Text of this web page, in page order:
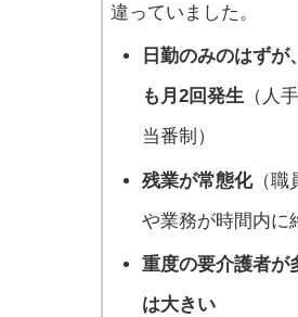
違っていました。
日勤のみのはず
も月2回発生（人
当番制）
残業が常態化（職
や業務が時間内に
重度の要介護者が
は大きい